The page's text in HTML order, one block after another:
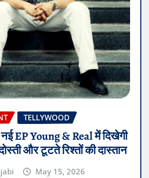
TELLYWOOD
EP Young & Real में दिखेगी
और टूटते रिश्तों की दास्तान
May 15, 2026